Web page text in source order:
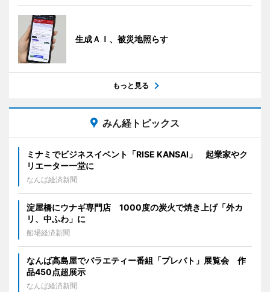
生成ＡＩ、被災地照らす
もっと見る
みん経トピックス
ミナミでビジネスイベント「RISE KANSAI」 起業家やク
リエーター一堂に
なんば経済新聞
淀屋橋にウナギ専門店 1000度の炭火で焼き上げ「外カ
リ、中ふわ」に
船場経済新聞
なんば高島屋でバラエティー番組「プレバト」展覧会 作
品450点超展示
なんば経済新聞